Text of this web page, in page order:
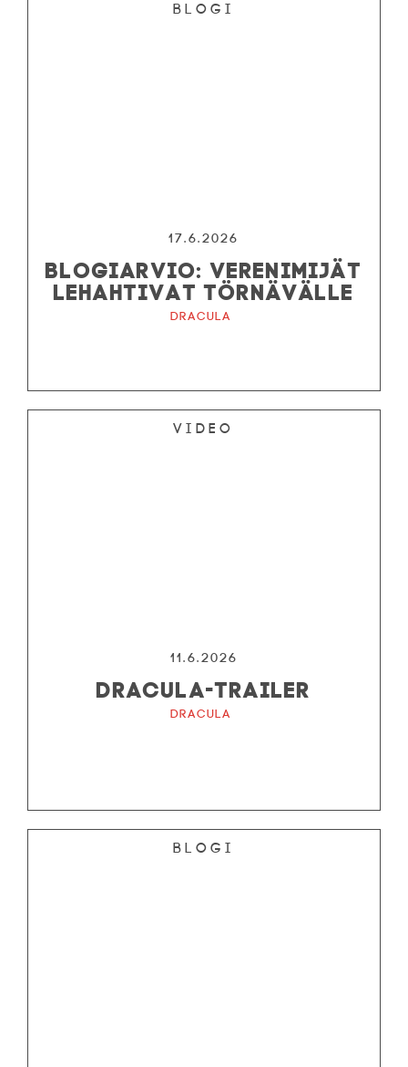
Blogi
17.6.2026
BLOGIARVIO: VERENIMIJÄT
LEHAHTIVAT TÖRNÄVÄLLE
Dracula
Video
11.6.2026
DRACULA-TRAILER
Dracula
Blogi